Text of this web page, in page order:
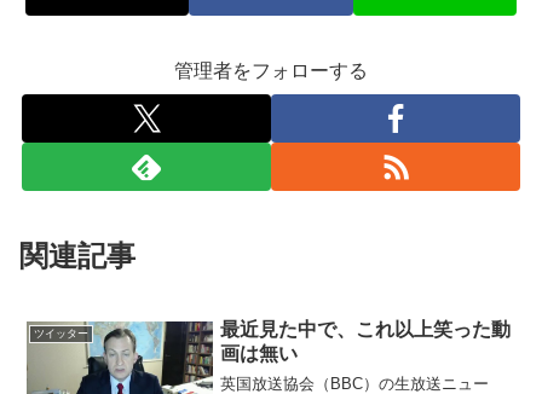
管理者をフォローする
関連記事
ツイッター
最近見た中で、これ以上笑った動
画は無い
英国放送協会（BBC）の生放送ニュー